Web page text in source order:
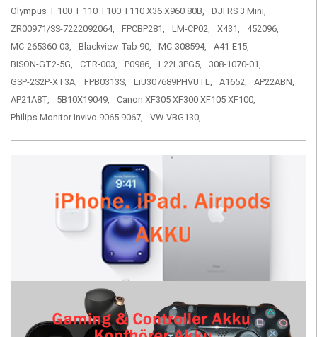
Olympus T 100 T 110 T100 T110 X36 X960 80B,
DJI RS 3 Mini,
ZR00971/SS-7222092064,
FPCBP281, LM-CP02, X431,
452096,
MC-265360-03,
Blackview Tab 90, MC-308594,
A41-E15,
BISON-GT2-5G,
CTR-003, P0986, L22L3PG5,
308-1070-01,
GSP-2S2P-XT3A,
FPB0313S, LiU307689PHVUTL, A1652,
AP22ABN,
AP21A8T,
5B10X19049,
Canon XF305 XF300 XF105 XF100,
Philips Monitor Invivo 9065 9067,
VW-VBG130,